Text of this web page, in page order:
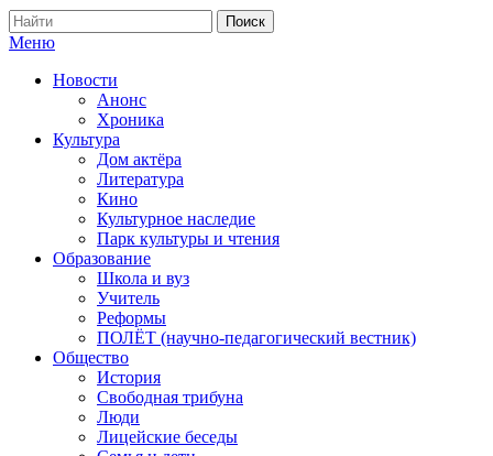
Меню
Новости
Анонс
Хроника
Культура
Дом актёра
Литература
Кино
Культурное наследие
Парк культуры и чтения
Образование
Школа и вуз
Учитель
Реформы
ПОЛЁТ (научно-педагогический вестник)
Общество
История
Свободная трибуна
Люди
Лицейские беседы